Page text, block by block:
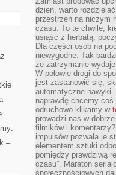
–
dzień, warto
przestrzeń na niczym
czasu. To te chwile,
usiąść z herbatą,
Dla części osób na
niewygodne. Tak
że zatrzymanie
W połowie drogi do
jest zastanowić się,
automatyczne
naprawdę chcemy
odruchowo klikamy w
prowadzi nas w
filmików i
impulsów pozwala je
elementem sztuki
pomiędzy prawdziwą
czasu”. Maraton
społecznościowych